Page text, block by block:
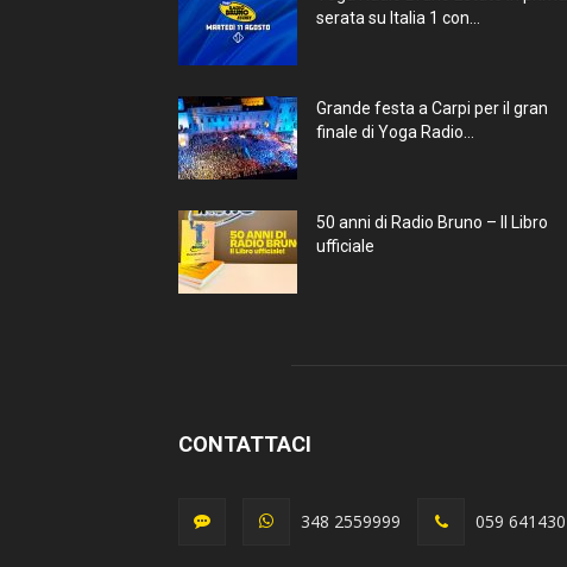
serata su Italia 1 con...
Grande festa a Carpi per il gran
finale di Yoga Radio...
50 anni di Radio Bruno – Il Libro
ufficiale
CONTATTACI
348 2559999 059 641430